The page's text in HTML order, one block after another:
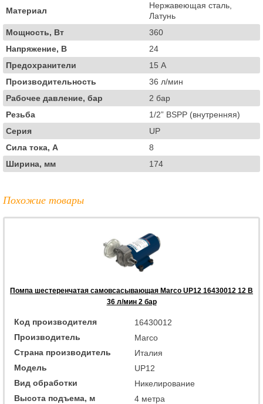
Материал
Нержавеющая сталь,
Латунь
Мощность, Вт
360
Напряжение, В
24
Предохранители
15 А
Производительность
36 л/мин
Рабочее давление, бар
2 бар
Резьба
1/2” BSPP (внутренняя)
Серия
UP
Сила тока, А
8
Ширина, мм
174
Похожие товары
Помпа шестеренчатая самовсасывающая Marco UP12 16430012 12 В
36 л/мин 2 бар
Код производителя
16430012
Производитель
Marco
Страна производитель
Италия
Модель
UP12
Вид обработки
Никелирование
Высота подъема, м
4 метра